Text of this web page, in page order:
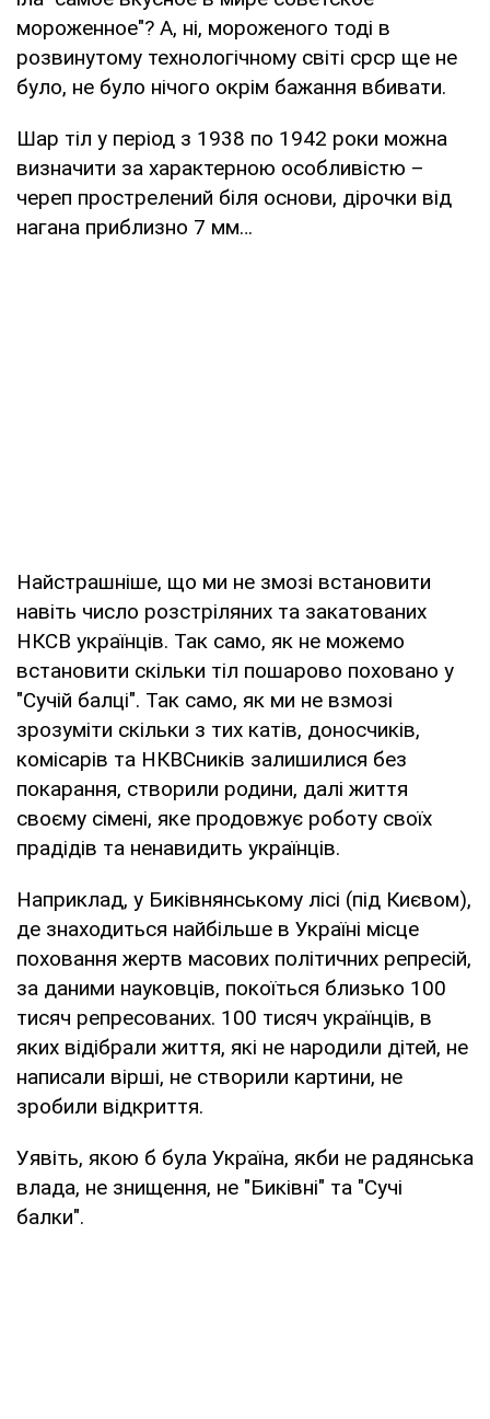
мороженное"? А, ні, мороженого тоді в
розвинутому технологічному світі срср ще не
було, не було нічого окрім бажання вбивати.
Шар тіл у період з 1938 по 1942 роки можна
визначити за характерною особливістю –
череп прострелений біля основи, дірочки від
нагана приблизно 7 мм…
Найстрашніше, що ми не змозі встановити
навіть число розстріляних та закатованих
НКСВ українців. Так само, як не можемо
встановити скільки тіл пошарово поховано у
"Сучій балці". Так само, як ми не взмозі
зрозуміти скільки з тих катів, доносчиків,
комісарів та НКВСників залишилися без
покарання, створили родини, далі життя
своєму сімені, яке продовжує роботу своїх
прадідів та ненавидить українців.
Наприклад, у Биківнянському лісі (під Києвом),
де знаходиться найбільше в Україні місце
поховання жертв масових політичних репресій,
за даними науковців, покоїться близько 100
тисяч репресованих. 100 тисяч українців, в
яких відібрали життя, які не народили дітей, не
написали вірші, не створили картини, не
зробили відкриття.
Уявіть, якою б була Україна, якби не радянська
влада, не знищення, не "Биківні" та "Сучі
балки".